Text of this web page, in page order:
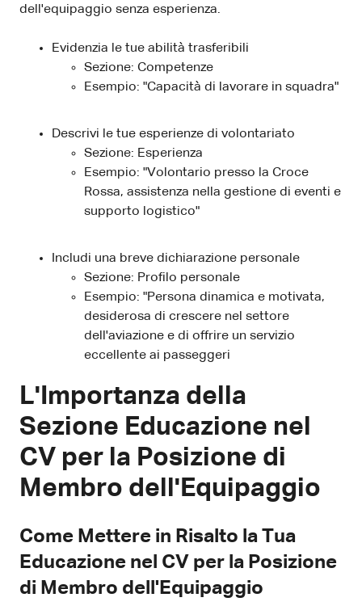
dell'equipaggio senza esperienza.
Evidenzia le tue abilità trasferibili
Sezione: Competenze
Esempio: "Capacità di lavorare in squadra"
Descrivi le tue esperienze di volontariato
Sezione: Esperienza
Esempio: "Volontario presso la Croce
Rossa, assistenza nella gestione di eventi e
supporto logistico"
Includi una breve dichiarazione personale
Sezione: Profilo personale
Esempio: "Persona dinamica e motivata,
desiderosa di crescere nel settore
dell'aviazione e di offrire un servizio
eccellente ai passeggeri
L'Importanza della
Sezione Educazione nel
CV per la Posizione di
Membro dell'Equipaggio
Come Mettere in Risalto la Tua
Educazione nel CV per la Posizione
di Membro dell'Equipaggio